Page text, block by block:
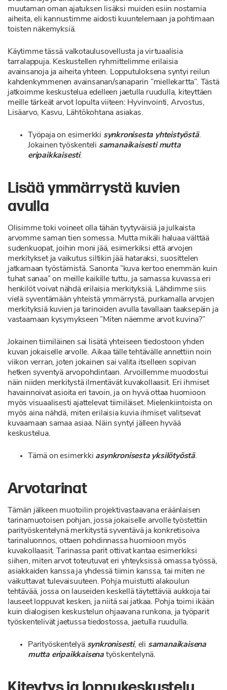
muutaman oman ajatuksen lisäksi muiden esiin nostamia
aiheita, eli kannustimme aidosti kuuntelemaan ja pohtimaan
toisten näkemyksiä.
Käytimme tässä valkotaulusovellusta ja virtuaalisia
tarralappuja. Keskustellen ryhmittelimme erilaisia
avainsanoja ja aiheita yhteen. Lopputuloksena syntyi reilun
kahdenkymmenen avainsanan/sanaparin ”miellekartta”. Tästä
jatkoimme keskustelua edelleen jaetulla ruudulla, kiteyttäen
meille tärkeät arvot lopulta viiteen: Hyvinvointi, Arvostus,
Lisäarvo, Kasvu, Lähtökohtana asiakas.
Työpaja on esimerkki synkronisesta yhteistyöstä.
Jokainen työskenteli samanaikaisesti mutta
eripaikkaisesti.
Lisää ymmärrystä kuvien
avulla
Olisimme toki voineet olla tähän tyytyväisiä ja julkaista
arvomme saman tien somessa. Mutta mikäli haluaa välttää
sudenkuopat, joihin moni jää, esimerkiksi että arvojen
merkitykset ja vaikutus siltikin jää hataraksi, suosittelen
jatkamaan työstämistä. Sanonta ”kuva kertoo enemmän kuin
tuhat sanaa” on meille kaikille tuttu, ja samassa kuvassa eri
henkilöt voivat nähdä erilaisia merkityksiä. Lähdimme siis
vielä syventämään yhteistä ymmärrystä, purkamalla arvojen
merkityksiä kuvien ja tarinoiden avulla tavallaan taaksepäin ja
vastaamaan kysymykseen ”Miten näemme arvot kuvina?”
Jokainen tiimiläinen sai lisätä yhteiseen tiedostoon yhden
kuvan jokaiselle arvolle. Aikaa tälle tehtävälle annettiin noin
viikon verran, joten jokainen sai valita itselleen sopivan
hetken syventyä arvopohdintaan. Arvoillemme muodostui
näin niiden merkitystä ilmentävät kuvakollaasit. Eri ihmiset
havainnoivat asioita eri tavoin, ja on hyvä ottaa huomioon
myös visuaalisesti ajattelevat tiimiläiset. Mielenkiintoista on
myös aina nähdä, miten erilaisia kuvia ihmiset valitsevat
kuvaamaan samaa asiaa. Näin syntyi jälleen hyvää
keskustelua.
Tämä on esimerkki asynkronisesta yksilötyöstä.
Arvotarinat
Tämän jälkeen muotoilin projektivastaavana eräänlaisen
tarinamuotoisen pohjan, jossa jokaiselle arvolle työstettiin
parityöskentelynä merkitystä syventävä ja konkretisoiva
tarinaluonnos, ottaen pohdinnassa huomioon myös
kuvakollaasit. Tarinassa parit ottivat kantaa esimerkiksi
siihen, miten arvot toteutuvat eri yhteyksissä omassa työssä,
asiakkaiden kanssa ja yhdessä tiimin kanssa, tai miten ne
vaikuttavat tulevaisuuteen. Pohja muistutti alakoulun
tehtävää, jossa on lauseiden keskellä täytettäviä aukkoja tai
lauseet loppuvat kesken, ja niitä sai jatkaa. Pohja toimi ikään
kuin dialogisen keskustelun ohjaavana runkona, ja työparit
työskentelivät jaetussa tiedostossa, jaetulla ruudulla.
Parityöskentelyä synkronisesti, eli samanaikaisena
mutta eripaikkaisena työskentelynä.